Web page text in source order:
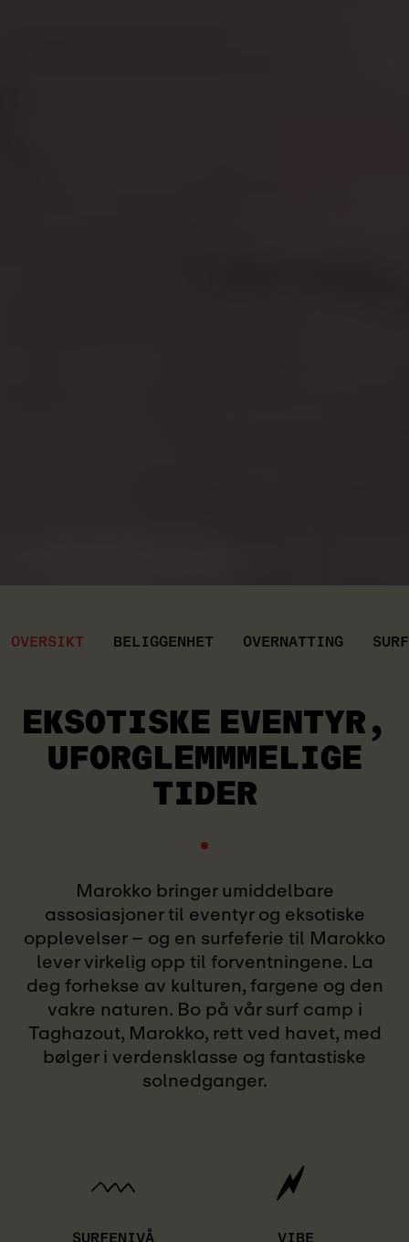
OVERSIKT BELIGGENHET OVERNATTING
EKSOTISKE EVENTYR ,
UFORGLEMMMELIGE
TIDER
Marokko bringer umiddelbare
assosiasjoner til eventyr og eksotiske
opplevelser – og en surfeferie til Marokko
lever virkelig opp til forventningene. La
deg forhekse av kulturen, fargene og den
vakre naturen. Bo på vår surf camp i
Taghazout, Marokko, rett ved havet, med
bølger i verdensklasse og fantastiske
solnedganger.
SURFENIVÅ VIBE